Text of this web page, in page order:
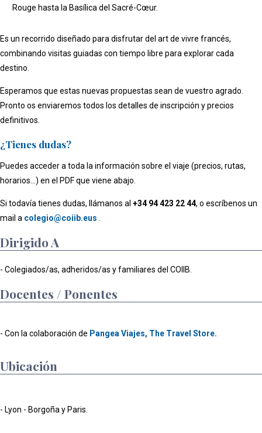
Rouge hasta la Basílica del Sacré-Cœur.
Es un recorrido diseñado para disfrutar del art de vivre francés,
combinando visitas guiadas con tiempo libre para explorar cada
destino.
Esperamos que estas nuevas propuestas sean de vuestro agrado.
Pronto os enviaremos todos los detalles de inscripción y precios
definitivos.
¿Tienes dudas?
Puedes acceder a toda la información sobre el viaje (precios, rutas,
horarios...) en el PDF que viene abajo.
Si todavía tienes dudas, llámanos al +34 94 423 22 44, o escríbenos un
mail a colegio@coiib.eus
Dirigido A
- Colegiados/as, adheridos/as y familiares del COIIB.
Docentes / Ponentes
- Con la colaboración de Pangea Viajes, The Travel Store.
Ubicación
- Lyon - Borgoña y Paris.